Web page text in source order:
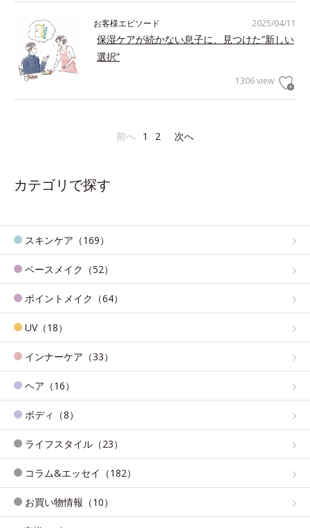
2025/04/11
お客様エピソード
保湿ケアが続かない息子に、見つけた”新しい
選択”
1306 view
前へ 1 2 次へ
カテゴリで探す
スキンケア（169）
ベースメイク（52）
ポイントメイク（64）
UV（18）
インナーケア（33）
ヘア（16）
ボディ（8）
ライフスタイル（23）
コラム&エッセイ（182）
お買い物情報（10）